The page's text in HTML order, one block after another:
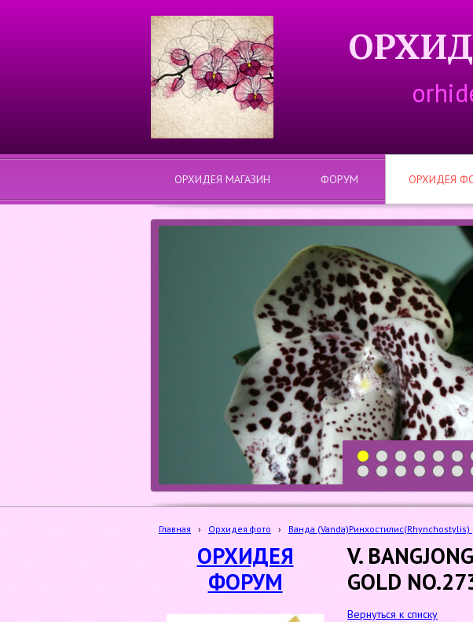
ОРХИДЕЯ МАГАЗИН ФОРУМ ОРХИДЕЯ
1 2 3 4 5 6
19 20 21 22 23 24
Главная › Орхидея фото › Ванда (Vanda)Ринхостилис(Rhynchostylis)
ОРХИДЕЯ
ФОРУМ
V.
GOLD
Вернуться к списку